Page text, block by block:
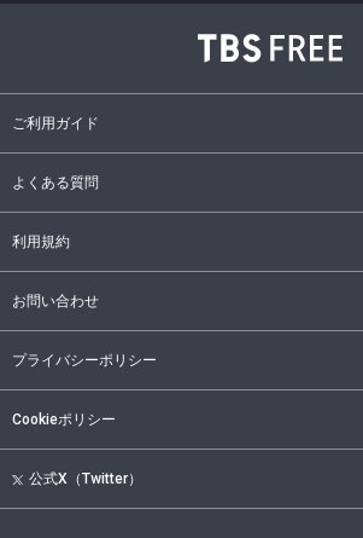
ご利用ガイド
よくある質問
利用規約
お問い合わせ
プライバシーポリシー
Cookieポリシー
公式X（Twitter）